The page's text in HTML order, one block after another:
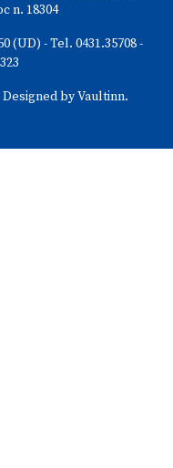
n. 18304
(UD) - Tel. 0431.35708 -
by Vaultinn.